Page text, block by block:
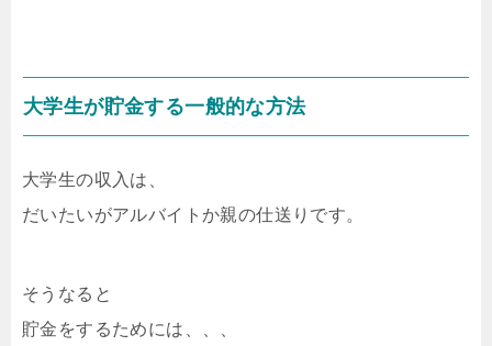
大学生が貯金する一般的な方法
大学生の収入は、
だいたいがアルバイトか親の仕送りです。
そうなると
貯金をするためには、、、